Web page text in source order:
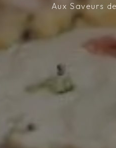
Aux Saveurs